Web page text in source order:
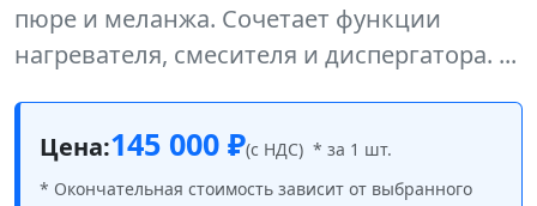
пюре и меланжа. Сочетает функции
нагревателя, смесителя и диспергатора. ...
Цена:145 000 ₽(с НДС) * за 1 шт.
* Окончательная стоимость зависит от выбранного